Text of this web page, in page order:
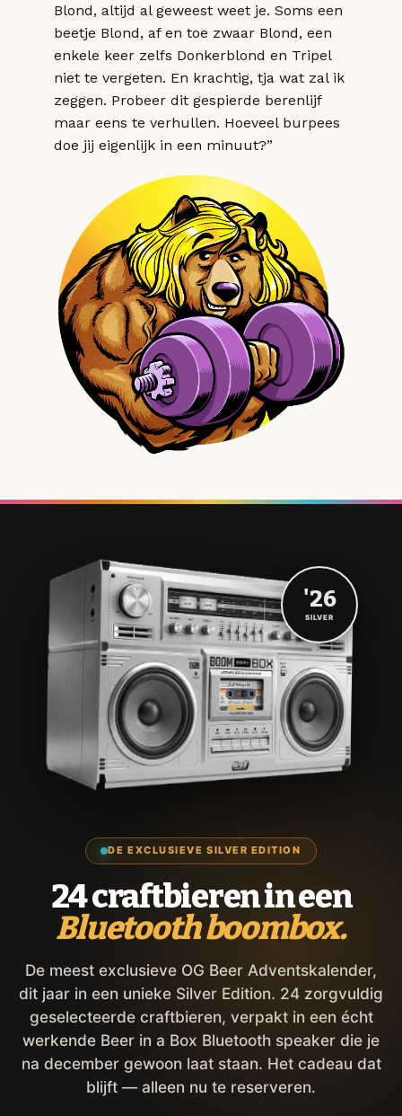
Blond, altijd al geweest weet je. Soms een
beetje Blond, af en toe zwaar Blond, een
enkele keer zelfs Donkerblond en Tripel
niet te vergeten. En krachtig, tja wat zal ik
zeggen. Probeer dit gespierde berenlijf
maar eens te verhullen. Hoeveel burpees
doe jij eigenlijk in een minuut?”
DE EXCLUSIEVE SILVER EDITION
24 craftbieren in een
Bluetooth boombox.
De meest exclusieve OG Beer Adventskalender,
dit jaar in een unieke Silver Edition. 24 zorgvuldig
geselecteerde craftbieren, verpakt in een écht
werkende Beer in a Box Bluetooth speaker die je
na december gewoon laat staan. Het cadeau dat
blijft — alleen nu te reserveren.
'26
SILVER